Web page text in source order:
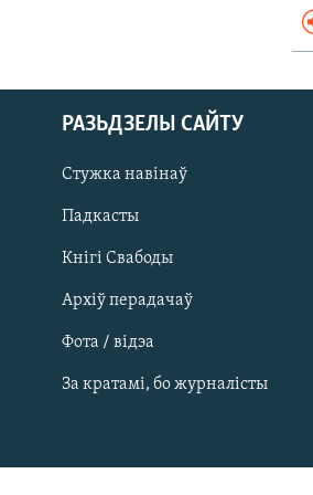
САЧЫЦЕ ЗА АБНАЎЛЕНЬНЯМІ
РАЗЬДЗЕЛЫ САЙТУ
Стужка навінаў
Падкасты
Кнігі Свабоды
Архіў перадачаў
Фота / відэа
За кратамі, бо журналісты